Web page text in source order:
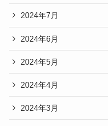
2024年7月
2024年6月
2024年5月
2024年4月
2024年3月